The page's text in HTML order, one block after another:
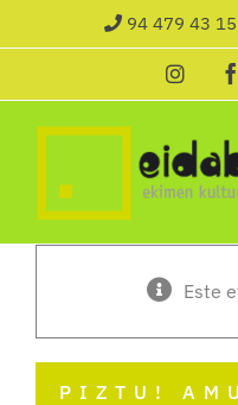
al
94 479 43 15
Este
PIZTU!